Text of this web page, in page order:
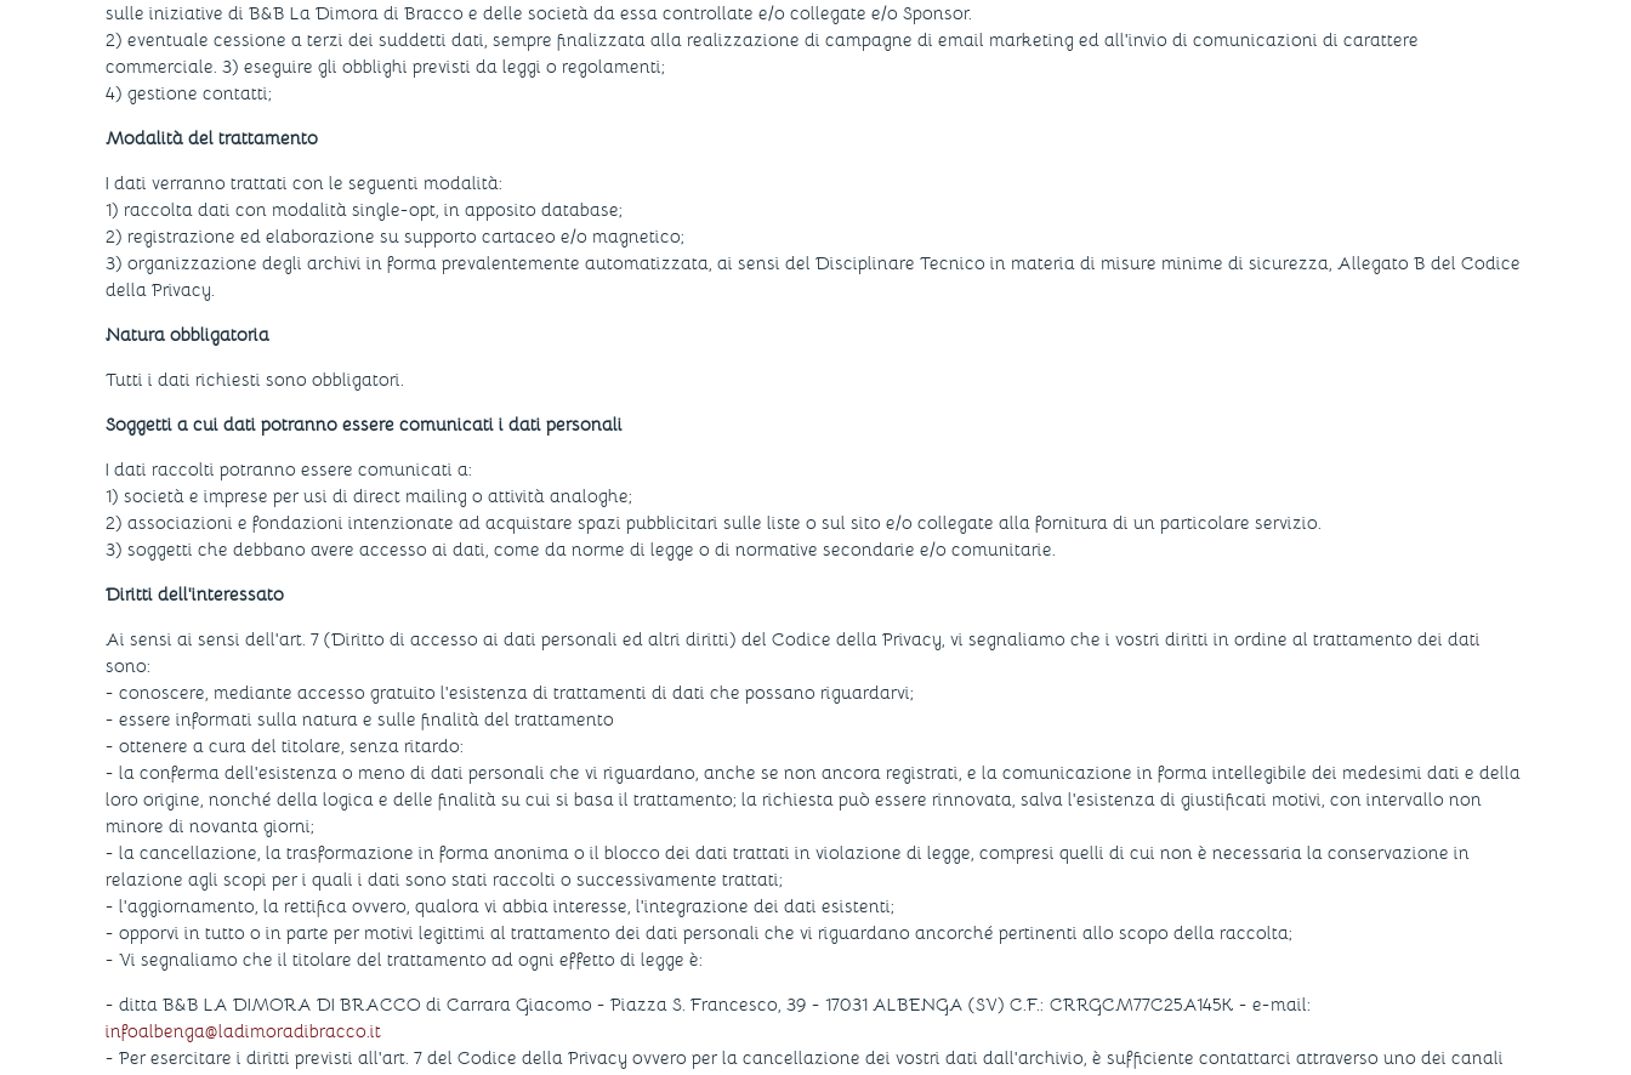
sulle iniziative di B&B La Dimora di Bracco e delle società da essa controllate e/o collegate e/o Sponsor.
2) eventuale cessione a terzi dei suddetti dati, sempre finalizzata alla realizzazione di campagne di email marketing ed all'invio di comunicazioni di carattere
commerciale. 3) eseguire gli obblighi previsti da leggi o regolamenti;
4) gestione contatti;
Modalità del trattamento
I dati verranno trattati con le seguenti modalità:
1) raccolta dati con modalità single-opt, in apposito database;
2) registrazione ed elaborazione su supporto cartaceo e/o magnetico;
3) organizzazione degli archivi in forma prevalentemente automatizzata, ai sensi del Disciplinare Tecnico in materia di misure minime di sicurezza, Allegato B del Codice
della Privacy.
Natura obbligatoria
Tutti i dati richiesti sono obbligatori.
Soggetti a cui dati potranno essere comunicati i dati personali
I dati raccolti potranno essere comunicati a:
1) società e imprese per usi di direct mailing o attività analoghe;
2) associazioni e fondazioni intenzionate ad acquistare spazi pubblicitari sulle liste o sul sito e/o collegate alla fornitura di un particolare servizio.
3) soggetti che debbano avere accesso ai dati, come da norme di legge o di normative secondarie e/o comunitarie.
Diritti dell'interessato
Ai sensi ai sensi dell'art. 7 (Diritto di accesso ai dati personali ed altri diritti) del Codice della Privacy, vi segnaliamo che i vostri diritti in ordine al trattamento dei dati
sono:
- conoscere, mediante accesso gratuito l'esistenza di trattamenti di dati che possano riguardarvi;
- essere informati sulla natura e sulle finalità del trattamento
- ottenere a cura del titolare, senza ritardo:
- la conferma dell'esistenza o meno di dati personali che vi riguardano, anche se non ancora registrati, e la comunicazione in forma intellegibile dei medesimi dati e della
loro origine, nonché della logica e delle finalità su cui si basa il trattamento; la richiesta può essere rinnovata, salva l'esistenza di giustificati motivi, con intervallo non
minore di novanta giorni;
- la cancellazione, la trasformazione in forma anonima o il blocco dei dati trattati in violazione di legge, compresi quelli di cui non è necessaria la conservazione in
relazione agli scopi per i quali i dati sono stati raccolti o successivamente trattati;
- l'aggiornamento, la rettifica ovvero, qualora vi abbia interesse, l'integrazione dei dati esistenti;
- opporvi in tutto o in parte per motivi legittimi al trattamento dei dati personali che vi riguardano ancorché pertinenti allo scopo della raccolta;
- Vi segnaliamo che il titolare del trattamento ad ogni effetto di legge è:
- ditta B&B LA DIMORA DI BRACCO di Carrara Giacomo - Piazza S. Francesco, 39 - 17031 ALBENGA (SV) C.F.: CRRGCM77C25A145K - e-mail:
infoalbenga@ladimoradibracco.it
- Per esercitare i diritti previsti all'art. 7 del Codice della Privacy ovvero per la cancellazione dei vostri dati dall'archivio, è sufficiente contattarci attraverso uno dei canali